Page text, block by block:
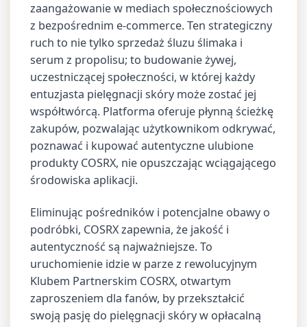
zaangażowanie w mediach społecznościowych
z bezpośrednim e-commerce. Ten strategiczny
ruch to nie tylko sprzedaż śluzu ślimaka i
serum z propolisu; to budowanie żywej,
uczestniczącej społeczności, w której każdy
entuzjasta pielęgnacji skóry może zostać jej
współtwórcą. Platforma oferuje płynną ścieżkę
zakupów, pozwalając użytkownikom odkrywać,
poznawać i kupować autentyczne ulubione
produkty COSRX, nie opuszczając wciągającego
środowiska aplikacji.
Eliminując pośredników i potencjalne obawy o
podróbki, COSRX zapewnia, że jakość i
autentyczność są najważniejsze. To
uruchomienie idzie w parze z rewolucyjnym
Klubem Partnerskim COSRX, otwartym
zaproszeniem dla fanów, by przekształcić
swoją pasję do pielęgnacji skóry w opłacalną